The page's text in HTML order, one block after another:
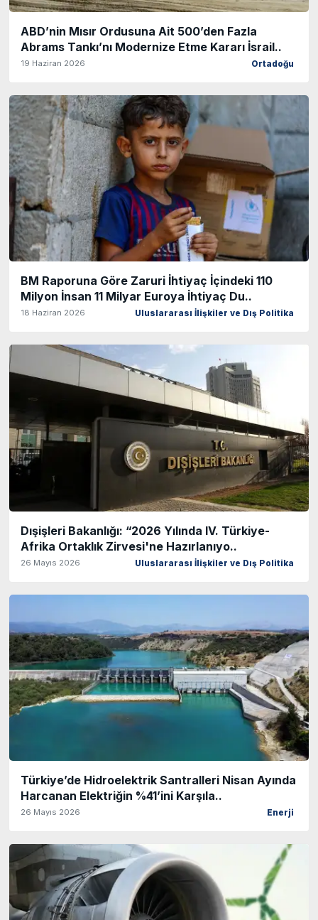
ABD’nin Mısır Ordusuna Ait 500’den Fazla
Abrams Tankı’nı Modernize Etme Kararı İsrail..
19 Haziran 2026 Ortadoğu
BM Raporuna Göre Zaruri İhtiyaç İçindeki 110
Milyon İnsan 11 Milyar Euroya İhtiyaç Du..
18 Haziran 2026 Uluslararası İlişkiler ve Dış Politika
Dışişleri Bakanlığı: “2026 Yılında IV. Türkiye-
Afrika Ortaklık Zirvesi'ne Hazırlanıyo..
26 Mayıs 2026 Uluslararası İlişkiler ve Dış Politika
Türkiye’de Hidroelektrik Santralleri Nisan Ayında
Harcanan Elektriğin %41’ini Karşıla..
26 Mayıs 2026 Enerji